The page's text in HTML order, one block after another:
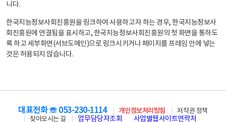
니다.
한국지능정보사회진흥원을 링크하여 사용하고자 하는 경우, 한국지능정보사
회진흥원에 연결됨을 표시하고, 한국지능정보사회진흥원의 첫 화면을 통하도
록 하고 세부화면(서브도메인)으로 링크시키거나 페이지를 프레임 안에 넣는
것은 허용되지 않습니다.
대표전화 ☏ 053-230-1114 개인정보처리방침
저작권 정책
찾아오시는 길
업무담당자조회 사업별웹사이트연락처